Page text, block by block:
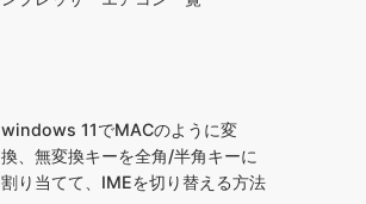
windows 11でMACのように変
換、無変換キーを全角/半角キーに
割り当てて、IMEを切り替える方法